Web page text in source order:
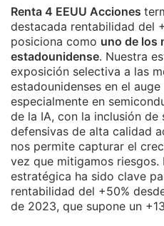
Renta 4 EEUU Acciones
destacada rentabilidad del
posiciona como uno de los
estadounidense. Nuestra
exposición selectiva a las
estadounidenses en el
especialmente en
de la IA, con la inclusión de
defensivas de alta calidad
nos permite capturar el
vez que mitigamos riesgos.
estratégica ha sido clave
rentabilidad del +50%
de 2023, que supone un